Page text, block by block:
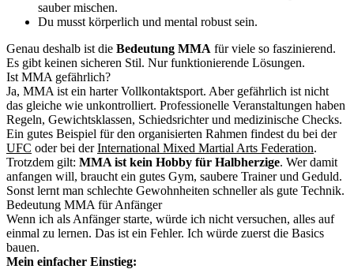
sauber mischen.
Du musst körperlich und mental robust sein.
Genau deshalb ist die Bedeutung MMA für viele so faszinierend.
Es gibt keinen sicheren Stil. Nur funktionierende Lösungen.
Ist MMA gefährlich?
Ja, MMA ist ein harter Vollkontaktsport. Aber gefährlich ist nicht
das gleiche wie unkontrolliert. Professionelle Veranstaltungen haben
Regeln, Gewichtsklassen, Schiedsrichter und medizinische Checks.
Ein gutes Beispiel für den organisierten Rahmen findest du bei der
UFC oder bei derInternational Mixed Martial Arts Federation.
Trotzdem gilt: MMA ist kein Hobby für Halbherzige. Wer damit
anfangen will, braucht ein gutes Gym, saubere Trainer und Geduld.
Sonst lernt man schlechte Gewohnheiten schneller als gute Technik.
Bedeutung MMA für Anfänger
Wenn ich als Anfänger starte, würde ich nicht versuchen, alles auf
einmal zu lernen. Das ist ein Fehler. Ich würde zuerst die Basics
bauen.
Mein einfacher Einstieg: